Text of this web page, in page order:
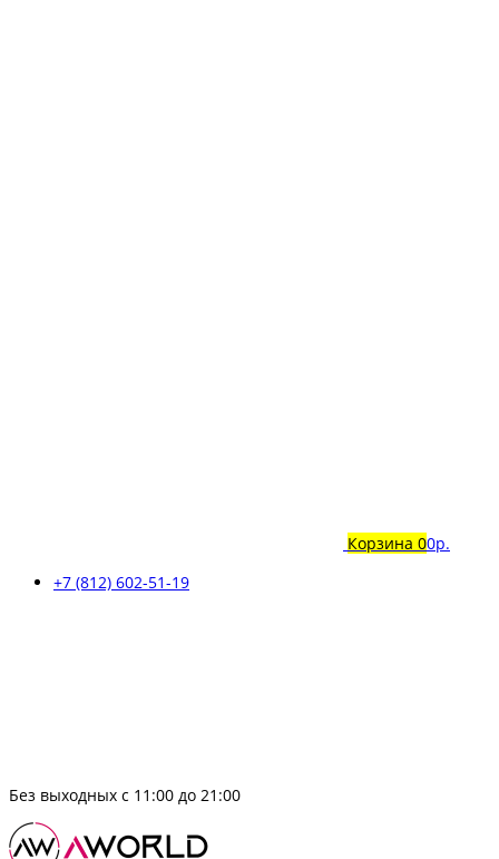
Корзина 00р.
+7 (812) 602-51-19
Без выходных с 11:00 до 21:00